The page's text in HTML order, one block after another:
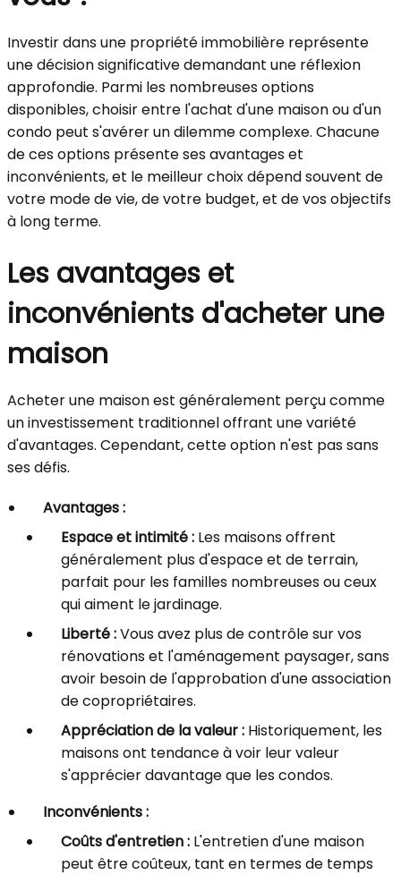
Investir dans une propriété immobilière représente
une décision significative demandant une réflexion
approfondie. Parmi les nombreuses options
disponibles, choisir entre l'achat d'une maison ou d'un
condo peut s'avérer un dilemme complexe. Chacune
de ces options présente ses avantages et
inconvénients, et le meilleur choix dépend souvent de
votre mode de vie, de votre budget, et de vos objectifs
à long terme.
Les avantages et
inconvénients d'acheter une
maison
Acheter une maison est généralement perçu comme
un investissement traditionnel offrant une variété
d'avantages. Cependant, cette option n'est pas sans
ses défis.
Avantages :
Espace et intimité : Les maisons offrent
généralement plus d'espace et de terrain,
parfait pour les familles nombreuses ou ceux
qui aiment le jardinage.
Liberté :Vous avez plus de contrôle sur vos
rénovations et l'aménagement paysager, sans
avoir besoin de l'approbation d'une association
de copropriétaires.
Appréciation de la valeur : Historiquement, les
maisons ont tendance à voir leur valeur
s'apprécier davantage que les condos.
Inconvénients :
Coûts d'entretien : L'entretien d'une maison
peut être coûteux, tant en termes de temps